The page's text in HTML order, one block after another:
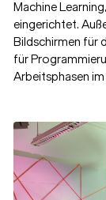
Machine
eingerichtet.
Bildschirmen für
für
Arbeitsphasen